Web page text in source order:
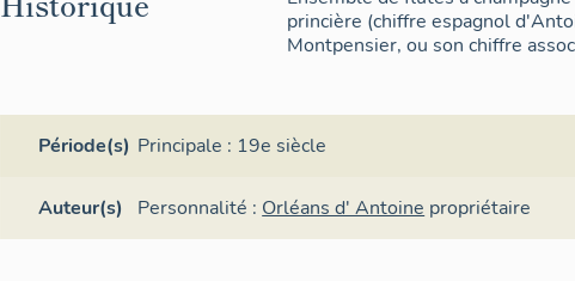
princière (chiffre espagnol
Montpensier, ou son chiffre
Période(s) Principale : 19e siècle
Auteur(s) Personnalité : Orléans d' Antoine propriétaire